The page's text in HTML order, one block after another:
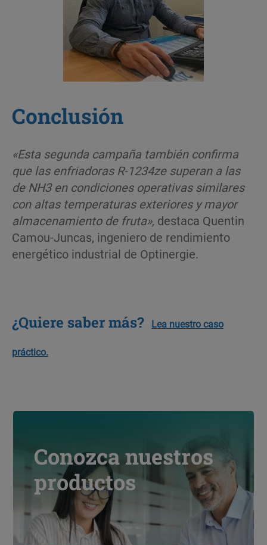
Conclusión
«Esta segunda campaña también confirma
que las enfriadoras R-1234ze superan a las
de NH3 en condiciones operativas similares
con altas temperaturas exteriores y mayor
almacenamiento de fruta», destaca Quentin
Camou-Juncas, ingeniero de rendimiento
energético industrial de Optinergie.
¿Quiere saber más? Lea nuestro caso
práctico.
Conozca nuestros
productos